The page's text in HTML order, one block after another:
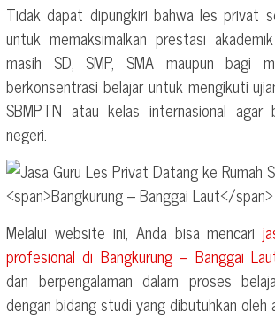
Tidak dapat dipungkiri bahwa les privat
untuk memaksimalkan prestasi
masih SD, SMP, SMA maupun bagi
berkonsentrasi belajar untuk mengikuti
SBMPTN atau kelas internasional
negeri.
Melalui website ini, Anda bisa mencari
profesional di Bangkurung – Banggai
dan berpengalaman dalam proses
dengan bidang studi yang dibutuhkan oleh